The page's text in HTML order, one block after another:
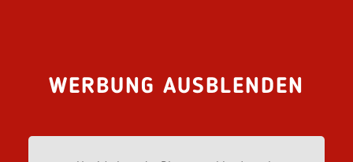
WERBUNG AUSBLENDEN